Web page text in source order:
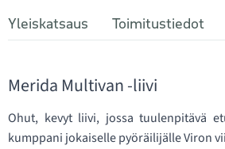
Yleiskatsaus Toimitustiedot
Merida Multivan -liivi
Ohut, kevyt liivi, jossa tuulenpitävä
kumppani jokaiselle pyöräilijälle Viron